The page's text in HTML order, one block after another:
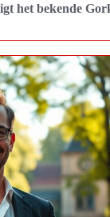
het bekende